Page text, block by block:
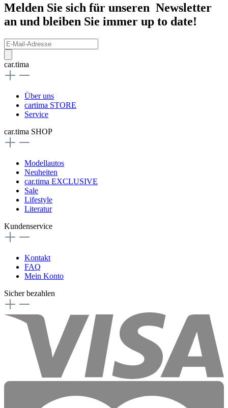
Melden Sie sich für unseren Newsletter
an und bleiben Sie immer up to date!
car.tima
Über uns
cartima STORE
Service
car.tima SHOP
Modellautos
Neuheiten
car.tima EXCLUSIVE
Sale
Lifestyle
Literatur
Kundenservice
Kontakt
FAQ
Mein Konto
Sicher bezahlen